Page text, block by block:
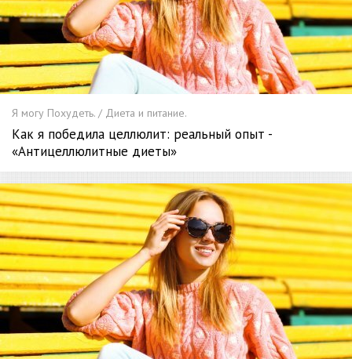
Я могу Похудеть. / Диета и питание.
Как я победила целлюлит: реальный опыт -
«Антицеллюлитные диеты»